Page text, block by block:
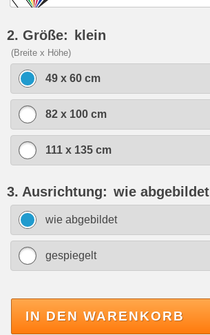
2. Größe: klein
(Breite x Höhe)
49 x 60 cm
82 x 100 cm
111 x 135 cm
3. Ausrichtung: wie abgebildet
wie abgebildet
gespiegelt
IN DEN WARENKORB